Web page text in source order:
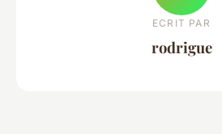
ECRIT PAR
rodrigue